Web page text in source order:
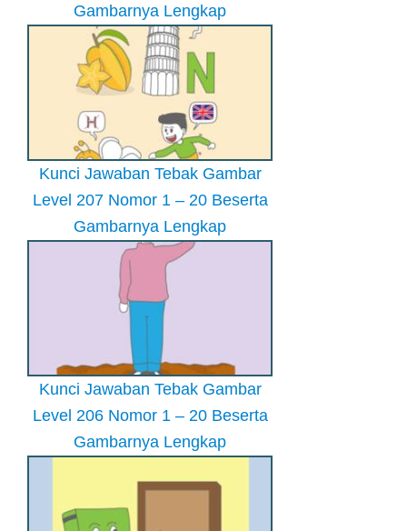
Gambarnya Lengkap
Kunci Jawaban Tebak Gambar
Level 207 Nomor 1 – 20 Beserta
Gambarnya Lengkap
Kunci Jawaban Tebak Gambar
Level 206 Nomor 1 – 20 Beserta
Gambarnya Lengkap